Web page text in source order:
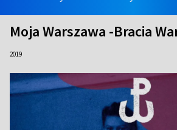
Moja Warszawa -Bracia
2019